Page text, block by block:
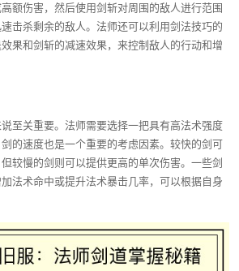
额伤害，然后使用剑斩对周围的敌人进行范围
击杀剩余的敌人。法师还可以利用剑法技巧的
果和剑斩的减速效果，来控制敌人的行动和增
至关重要。法师需要选择一把具有高法术强度
的速度也是一个重要的考虑因素。较快的剑可
较慢的剑则可以提供更高的单次伤害。一些剑
法术命中或提升法术暴击几率，可以根据自身